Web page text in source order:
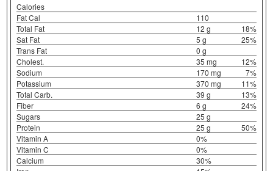
Calories
Fat Cal
110
Total Fat
12 g
18%
Sat Fat
5 g
25%
Trans Fat
0 g
Cholest.
35 mg
12%
Sodium
170 mg
7%
Potassium
370 mg
11%
Total Carb.
39 g
13%
Fiber
6 g
24%
Sugars
25 g
Protein
25 g
50%
Vitamin A
0%
Vitamin C
0%
Calcium
30%